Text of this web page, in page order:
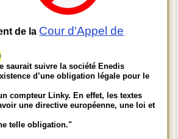
de la Cour d'Appel de
saurait suivre la société Enedis
d’une obligation légale pour le
compteur Linky. En effet, les textes
une directive européenne, une loi et
telle obligation."